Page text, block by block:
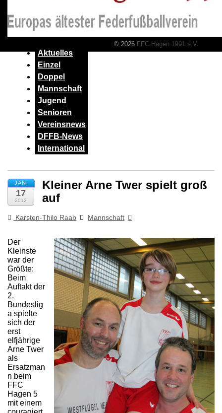
Aktuelles
Einzel
Doppel
Mannschaft
Jugend
Senioren
Vereinsnews
DFFB-News
International
JAN.
17
2012
Kleiner Arne Twer spielt groß
auf
Karsten-Thilo Raab Mannschaft
Der
Kleinste
war der
Größte:
Beim
Auftakt der
2.
Bundeslig
a spielte
sich der
erst
elfjährige
Arne Twer
als
Ersatzman
n beim
FFC
Hagen 5
mit einem
© 2026FFC Hagen 1991 e.V.